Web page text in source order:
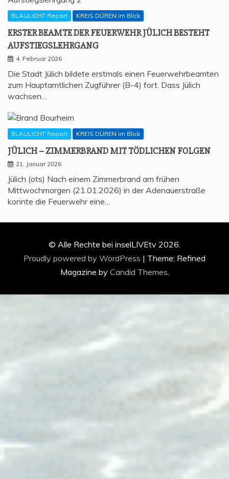
BLAULICHT Report KREIS DÜREN im Blick
ERS­TER BEAM­TE DER FEU­ER­WEHR JÜLICH BESTEHT
AUFSTIEGSLEHRGANG
4. Februar 2026
Die Stadt Jülich bildete erstmals einen Feuerwehrbeamten
zum Hauptamtlichen Zugführer (B-4) fort. Dass Jülich
wachsen…
BLAULICHT Report KREIS DÜREN im Blick
JÜLICH – ZIM­MER­BRAND MIT TÖD­LI­CHEN FOLGEN
21. Januar 2026
Jülich (ots) Nach einem Zimmerbrand am frühen
Mittwochmorgen (21.01.2026) in der Adenauerstraße
konnte die Feuerwehr eine…
© Alle Rechte bei inselLIVEtv 2026.
Proudly powered by WordPress | Theme: Refined
Magazine by Candid Themes.